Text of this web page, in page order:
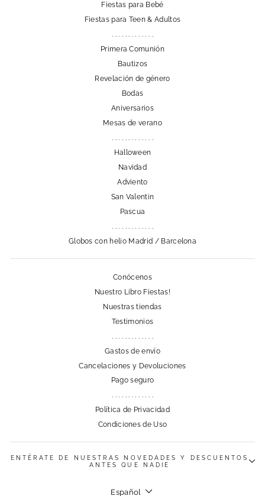
Fiestas para Bebé
Fiestas para Teen & Adultos
. . . . . . . . . . . . .
Primera Comunión
Bautizos
Revelación de género
Bodas
Aniversarios
Mesas de verano
. . . . . . . . . . . . .
Halloween
Navidad
Adviento
San Valentin
Pascua
Globos con helio Madrid / Barcelona
Conócenos
Nuestro Libro Fiestas!
Nuestras tiendas
Testimonios
Gastos de envío
Cancelaciones y Devoluciones
Pago seguro
. . . . . . . . . . . . .
Política de Privacidad
Condiciones de Uso
ENTÉRATE DE NUESTRAS NOVEDADES Y DESCUENTOS
ANTES QUE NADIE
Idioma
Español